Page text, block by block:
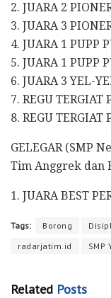
2. JUARA 2
3. JUARA 3
4. JUARA 1 PUPP
5. JUARA 1 PUPP
6. JUARA 3 YEL-
7. REGU TERGIAT
8. REGU TERGIAT
GELEGAR (SMP
Tim Anggrek dan
1. JUARA BEST
Tags: Borong
radarjatim.id
SMP
Related Posts